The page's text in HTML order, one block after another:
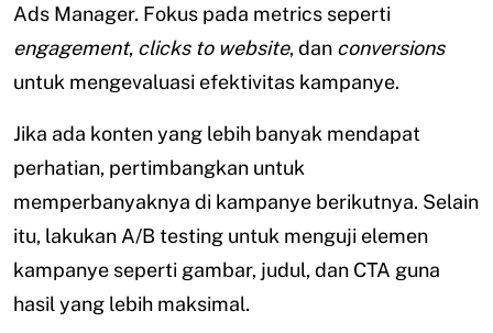
Ads Manager. Fokus pada metrics seperti
engagement, clicks to website, dan conversions
untuk mengevaluasi efektivitas kampanye.
Jika ada konten yang lebih banyak mendapat
perhatian, pertimbangkan untuk
memperbanyaknya di kampanye berikutnya. Selain
itu, lakukan A/B testing untuk menguji elemen
kampanye seperti gambar, judul, dan CTA guna
hasil yang lebih maksimal.